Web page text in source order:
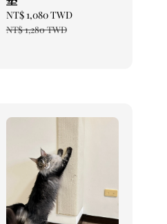
Sale
price
NT$ 1,080 TWD
NT$ 1,280 TWD